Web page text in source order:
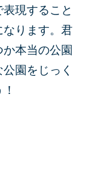
現すること
なります。君
本当の公園
園をじっく